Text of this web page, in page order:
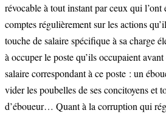
révocable à tout instant par ceux qui
comptes régulièrement sur les actions
touche de salaire spécifique à sa charge
à occuper le poste qu’ils occupaient
salaire correspondant à ce poste : un
vider les poubelles de ses concitoyens et
d’éboueur… Quant à la corruption qui